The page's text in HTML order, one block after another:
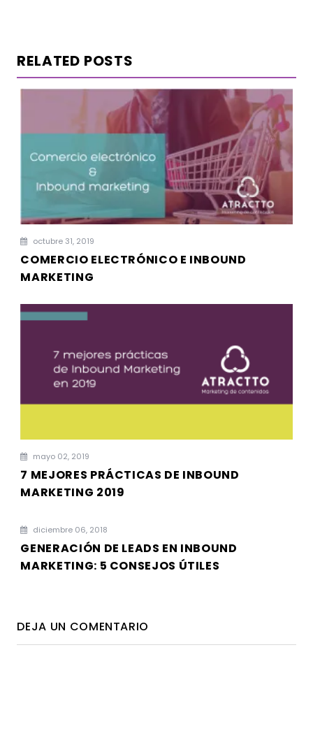
RELATED POSTS
octubre 31, 2019
COMERCIO ELECTRÓNICO E INBOUND
MARKETING
mayo 02, 2019
7 MEJORES PRÁCTICAS DE INBOUND
MARKETING 2019
diciembre 06, 2018
GENERACIÓN DE LEADS EN INBOUND
MARKETING: 5 CONSEJOS ÚTILES
DEJA UN COMENTARIO